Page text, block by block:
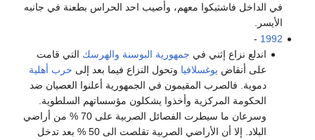
في الداخل فاشتبكوا معهم، وأصيب احد الحراس بطعنة في جانبه
الأيسر.
1992
-
اندلع نزاع إثني في جمهورية البوسنة والهرسك التي قامت
على أنقاض يوغسلافيا وتحول النزاع فيما بعد إلى حرب أهلية
دموية. فالصرب المقيمون في الجمهورية أعلنوا العصيان ضد
الحكومة المركزية وأخذوا يشكلون مؤسساتهم السلطوية.
وسرعان ما سيطرت الفصائل الصربية على 70 % من أراضي
البلاد. إلا أن الأراضي الصربية تقلصت الى 50 % بعد تدخل